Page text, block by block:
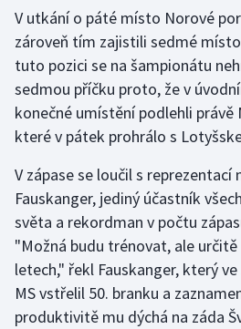
Stolní tenis
Triatlon
Veslování
Vodní slalom
Volejbal
Ostatní
V utkání o páté místo Norové
zároveň tím zajistili sedmé
tuto pozici se na šampionátu
sedmou příčku proto, že v
konečné umístění podlehli právě
které v pátek prohrálo s
V zápase se loučil s
Fauskanger, jediný účastník
světa a rekordman v počtu
"Možná budu trénovat, ale
letech," řekl Fauskanger, který
MS vstřelil 50. branku a
produktivitě mu dýchá na záda